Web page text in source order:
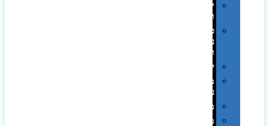
יין
ומארזים
כלי
עבודה
ופנסים
למטבח
מוצרי
עור
מחברות
מחזיקי